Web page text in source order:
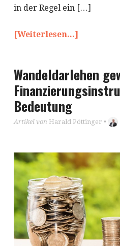
in der Regel ein […]
[Weiterlesen...]
Wandeldarlehen
Bedeutung
Artikel von Harald Pöttinger •